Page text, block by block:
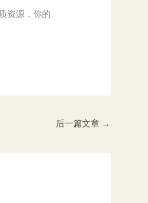
资源，你的
后一篇文章 →